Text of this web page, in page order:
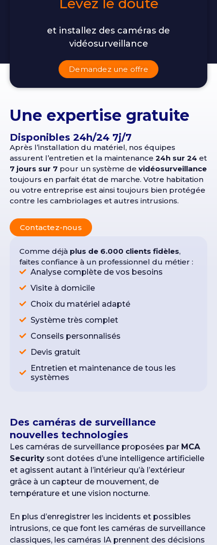
et installez des caméras de
vidéosurveillance
Demandez une offre
Comme déjà plus de 6.000 clients fidèles,
faites confiance à un professionnel du métier :
Analyse complète de vos besoins
Visite à domicile
Choix du matériel adapté
Système très complet
Conseils personnalisés
Devis gratuit
Entretien et maintenance de tous les
systèmes
Une expertise gratuite
Disponibles 24h/24 7j/7
Après l’installation du matériel, nos équipes
assurent l’entretien et la maintenance 24h sur 24 et
7 jours sur 7 pour un système de vidéosurveillance
toujours en parfait état de marche. Votre habitation
ou votre entreprise est ainsi toujours bien protégée
contre les cambriolages et autres intrusions.
Contactez-nous
Des caméras de surveillance
nouvelles technologies
Les caméras de surveillance proposées par MCA
Security sont dotées d’une intelligence artificielle
et agissent autant à l’intérieur qu’à l’extérieur
grâce à un capteur de mouvement, de
température et une vision nocturne.
En plus d’enregistrer les incidents et possibles
intrusions, ce que font les caméras de surveillance
classiques, les caméras IA prennent des décisions